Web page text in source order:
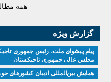
همه
گزارش ویژه
پیام پیشوای ملت، رئیس جمهوری
مجلس عالی جمهوری تاجیکستان
همایش بین‌المللی ادیبان کشور‌های